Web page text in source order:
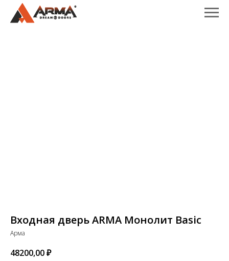
Входная дверь ARMA Монолит Basic
Арма
48200,00₽